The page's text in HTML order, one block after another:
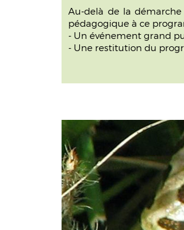
Au-delà de la démarche
pédagogique à ce
- Un événement grand
- Une restitution du